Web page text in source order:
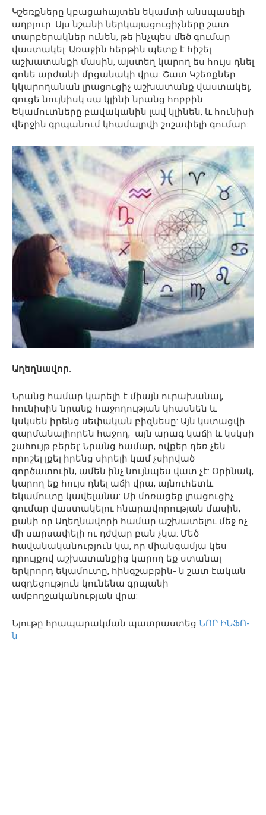
Կշեռքները կբացահայտեն եկամտի անսպասելի
աղբյուր: Այս նշանի ներկայացուցիչները շատ
տարբերակներ ունեն, թե ինչպես մեծ գումար
վաստակել: Առաջին հերթին պետք է հիշել
աշխատանքի մասին, այստեղ կարող ես հույս դնել
գոնե արժանի մրցանակի վրա: Շատ Կշեռքներ
կկարողանան լրացուցիչ աշխատանք վաստակել,
գուցե նույնիսկ սա կլինի նրանց հոբբին:
Եկամուտները բավականին լավ կլինեն, և հունիսի
վերջին գրպանում կհամալրվի շոշափելի գումար:
Աղեղնավոր.
Նրանց համար կարելի է միայն ուրախանալ,
հունիսին նրանք հաջողության կհասնեն և
կսկսեն իրենց սեփական բիզնեսը: Այն կստացվի
զարմանալիորեն հաջող, այն արագ կաճի և կսկսի
շահույթ բերել: Նրանց համար, ովքեր դեռ չեն
որոշել լքել իրենց սիրելի կամ չսիրված
գործատուին, ամեն ինչ նույնպես վատ չէ: Օրինակ,
կարող եք հույս դնել աճի վրա, այնուհետև
եկամուտը կավելանա: Մի մոռացեք լրացուցիչ
գումար վաստակելու հնարավորության մասին,
քանի որ Աղեղնավորի համար աշխատելու մեջ ոչ
մի սարսափելի ու դժվար բան չկա: Մեծ
հավանականություն կա, որ միանգամյա կես
դրույքով աշխատանքից կարող եք ստանալ
երկրորդ եկամուտը, հինգշաբթին- ն շատ էական
ազդեցություն կունենա գրպանի
ամբողջականության վրա:
Նյութը հրապարակման պատրաստեց ՆՈՐ ԻՆՖՈ-
ն